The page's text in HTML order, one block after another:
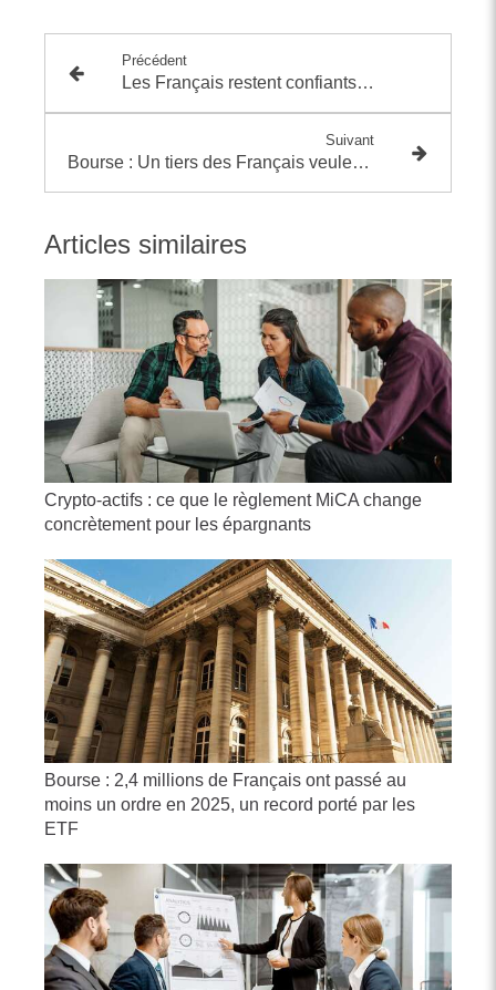
Précédent
Les Français restent confiants dans l'investissement immobilier
Suivant
Bourse : Un tiers des Français veulent investir en 2024
Articles similaires
Crypto-actifs : ce que le règlement MiCA change
concrètement pour les épargnants
Bourse : 2,4 millions de Français ont passé au
moins un ordre en 2025, un record porté par les
ETF